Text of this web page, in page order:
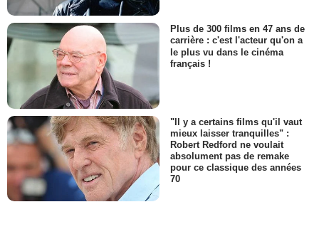
Plus de 300 films en 47 ans de
carrière : c'est l'acteur qu'on a
le plus vu dans le cinéma
français !
"Il y a certains films qu'il vaut
mieux laisser tranquilles" :
Robert Redford ne voulait
absolument pas de remake
pour ce classique des années
70